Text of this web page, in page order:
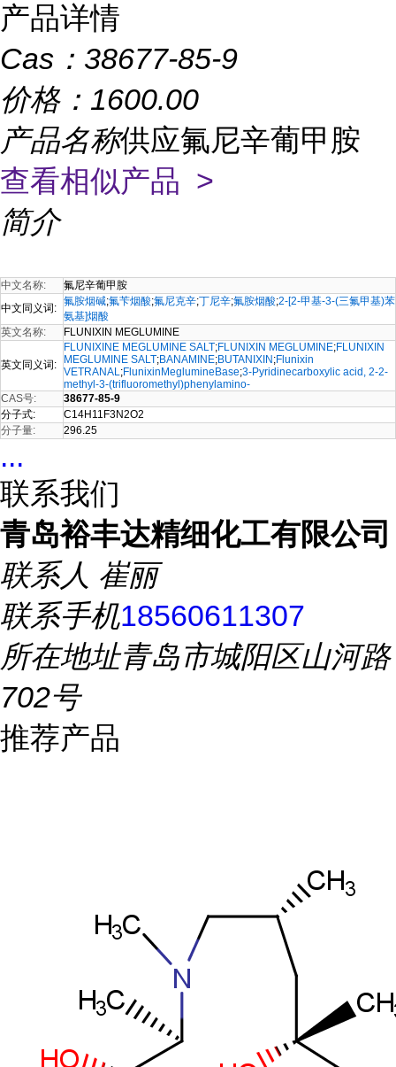
产品详情
Cas： 38677-85-9
价格： 1600.00
产品名称供应氟尼辛葡甲胺
查看相似产品 >
简介
中文名称:
氟尼辛葡甲胺
中文同义词:
氟胺烟碱;氟苄烟酸;氟尼克辛;丁尼辛;氟胺烟酸;2-[2-甲基-3-(三氟甲基)苯
氨基]烟酸
英文名称:
FLUNIXIN MEGLUMINE
英文同义词:
FLUNIXINE MEGLUMINE SALT;FLUNIXIN MEGLUMINE;FLUNIXIN
MEGLUMINE SALT;BANAMINE;BUTANIXIN ;Flunixin
VETRANAL;FlunixinMeglumineBase;3-Pyridinecarboxylic acid, 2-2-
methyl-3-(trifluoromethyl)phenylamino-
CAS号:
38677-85-9
分子式:
C14H11F3N2O2
分子量:
296.25
...
联系我们
青岛裕丰达精细化工有限公司
联系人 崔丽
联系手机18560611307
所在地址青岛市城阳区山河路
702号
推荐产品